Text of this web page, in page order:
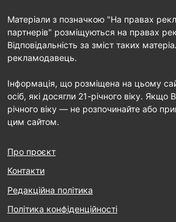
Матеріали з позначкою "На правах
партнерів" розміщуються на правах
Відповідальність за зміст таких
рекламодавець.
Інформація, що розміщена на цьому
осіб, які досягли 21-річного віку. Якщо
річного віку — не розпочинайте або
цим сайтом.
Про проєкт
Контакти
Редакційна політика
Політика конфіденційності